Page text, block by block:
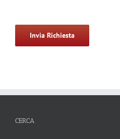
prega
di
campo.
CERCA